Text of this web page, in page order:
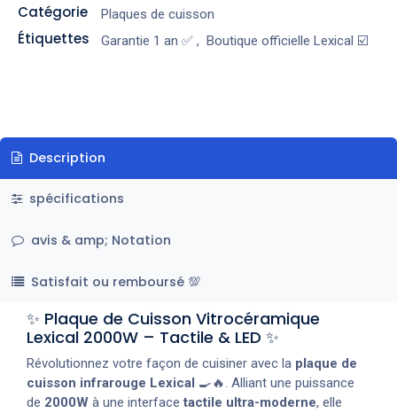
Catégorie Plaques de cuisson
Étiquettes Garantie 1 an ✅, Boutique officielle Lexical ☑️
Description
spécifications
avis & amp; Notation
Satisfait ou remboursé 💯
✨ Plaque de Cuisson Vitrocéramique
Lexical 2000W – Tactile & LED ✨
Révolutionnez votre façon de cuisiner avec la plaque de
cuisson infrarouge Lexical 🍳🔥. Alliant une puissance
de 2000W à une interfacetactile ultra-moderne, elle